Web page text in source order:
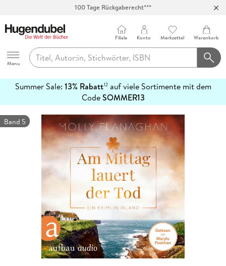
Abholung in über 100 Filialen
Hugendubel
Menu
Filiale Konto Merkzettel Warenkorb
Summer Sale: 13% Rabatt12auf viele Sortimente mit dem
CodeSOMMER13
erfahren
Band 5